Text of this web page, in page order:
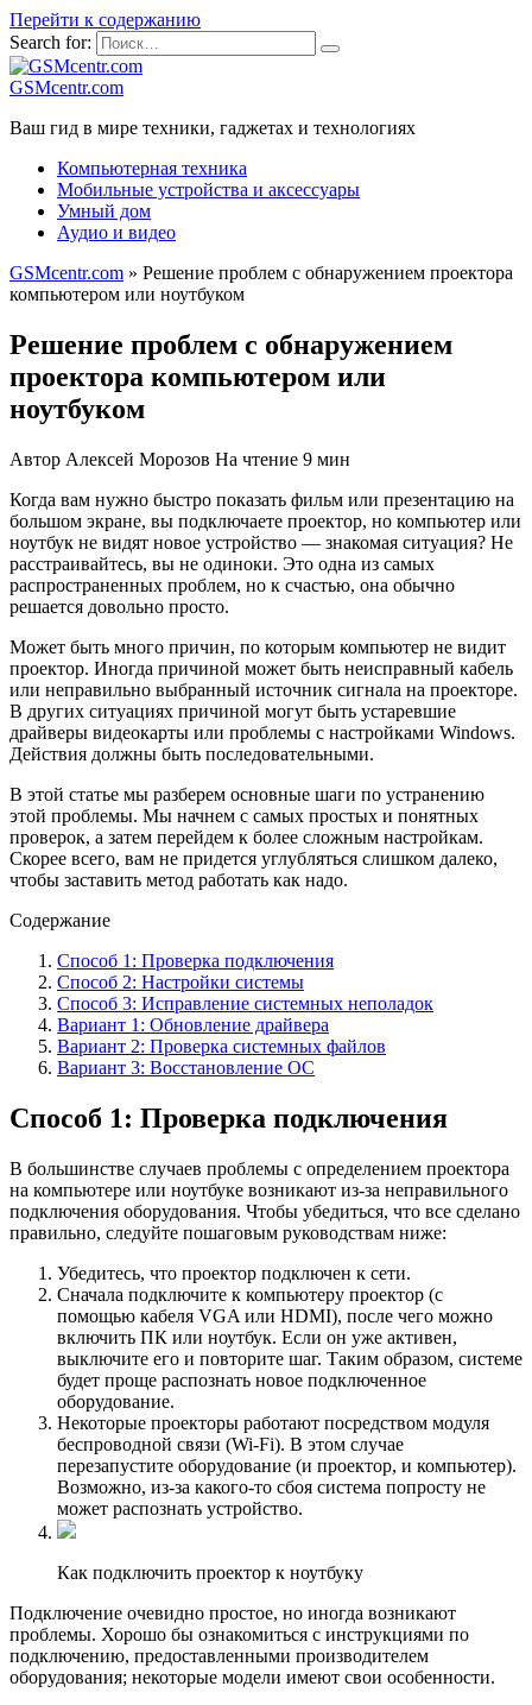
Перейти к содержанию
Search for:
GSMcentr.com
Ваш гид в мире техники, гаджетах и технологиях
Компьютерная техника
Мобильные устройства и аксессуары
Умный дом
Аудио и видео
GSMcentr.com » Решение проблем с обнаружением проектора
компьютером или ноутбуком
Решение проблем с обнаружением
проектора компьютером или
ноутбуком
Автор Алексей Морозов На чтение 9 мин
Когда вам нужно быстро показать фильм или презентацию на
большом экране, вы подключаете проектор, но компьютер или
ноутбук не видят новое устройство — знакомая ситуация? Не
расстраивайтесь, вы не одиноки. Это одна из самых
распространенных проблем, но к счастью, она обычно
решается довольно просто.
Может быть много причин, по которым компьютер не видит
проектор. Иногда причиной может быть неисправный кабель
или неправильно выбранный источник сигнала на проекторе.
В других ситуациях причиной могут быть устаревшие
драйверы видеокарты или проблемы с настройками Windows.
Действия должны быть последовательными.
В этой статье мы разберем основные шаги по устранению
этой проблемы. Мы начнем с самых простых и понятных
проверок, а затем перейдем к более сложным настройкам.
Скорее всего, вам не придется углубляться слишком далеко,
чтобы заставить метод работать как надо.
Содержание
Способ 1: Проверка подключения
Способ 2: Настройки системы
Способ 3: Исправление системных неполадок
Вариант 1: Обновление драйвера
Вариант 2: Проверка системных файлов
Вариант 3: Восстановление ОС
Способ 1: Проверка подключения
В большинстве случаев проблемы с определением проектора
на компьютере или ноутбуке возникают из-за неправильного
подключения оборудования. Чтобы убедиться, что все сделано
правильно, следуйте пошаговым руководствам ниже:
Убедитесь, что проектор подключен к сети.
Сначала подключите к компьютеру проектор (с
помощью кабеля VGA или HDMI), после чего можно
включить ПК или ноутбук. Если он уже активен,
выключите его и повторите шаг. Таким образом, системе
будет проще распознать новое подключенное
оборудование.
Некоторые проекторы работают посредством модуля
беспроводной связи (Wi-Fi). В этом случае
перезапустите оборудование (и проектор, и компьютер).
Возможно, из-за какого-то сбоя система попросту не
может распознать устройство.
Как подключить проектор к ноутбуку
Подключение очевидно простое, но иногда возникают
проблемы. Хорошо бы ознакомиться с инструкциями по
подключению, предоставленными производителем
оборудования; некоторые модели имеют свои особенности.